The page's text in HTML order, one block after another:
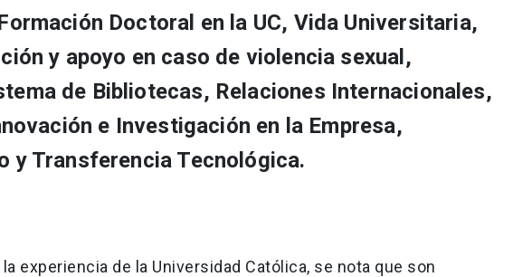
Doctoral en la UC, Vida Universitaria,
y apoyo en caso de violencia sexual,
de Bibliotecas, Relaciones Internacionales,
e Investigación en la Empresa,
y Transferencia Tecnológica.
experiencia de la Universidad Católica, se nota que son